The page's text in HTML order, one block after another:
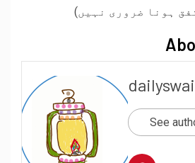
ہونا ضروری نہیں)
See